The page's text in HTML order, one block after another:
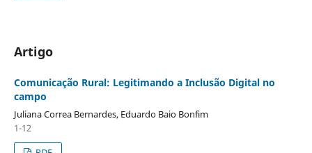
Artigo
Comunicação Rural: Legitimando a Inclusão Digital no
campo
Juliana Correa Bernardes, Eduardo Baio Bonfim
1-12